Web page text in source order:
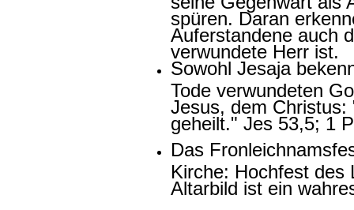
spüren. Daran
Auferstandene auch
verwundete Herr ist.
Sowohl Jesaja
Tode verwundeten
Jesus, dem
geheilt." Jes 53,5; 1
Das
Kirche: Hochfest des
Altarbild ist ein